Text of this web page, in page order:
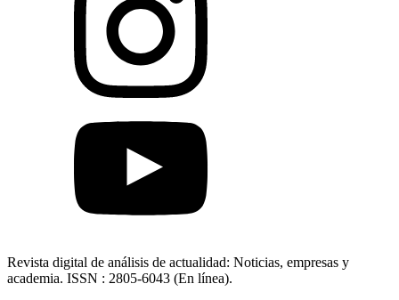
Revista digital de análisis de actualidad: Noticias, empresas y
academia. ISSN : 2805-6043 (En línea).